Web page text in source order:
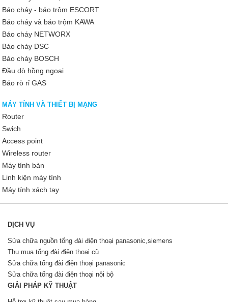
Báo cháy - báo trộm ESCORT
Báo cháy và báo trộm KAWA
Báo cháy NETWORX
Báo cháy DSC
Báo cháy BOSCH
Đầu dò hồng ngoại
Báo rò rỉ GAS
MÁY TÍNH VÀ THIẾT BỊ MẠNG
Router
Swich
Access point
Wireless router
Máy tính bàn
Linh kiện máy tính
Máy tính xách tay
DỊCH VỤ
Sửa chữa nguồn tổng đài điện thoại panasonic,siemens
Thu mua tổng đài điện thoại cũ
Sửa chữa tổng đài điện thoại panasonic
Sửa chữa tổng đài điện thoại nội bộ
GIẢI PHÁP KỸ THUẬT